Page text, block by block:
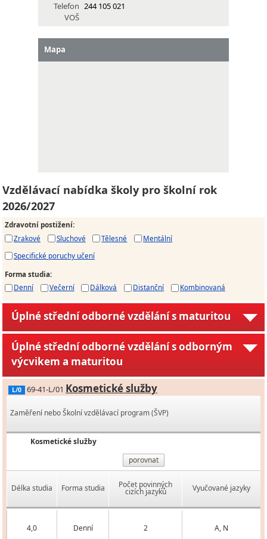
Telefon
VOŠ
244 105 021
Mapa
Vzdělávací nabídka školy pro školní rok
2026/2027
Zdravotní postižení:
Zrakové
Sluchové Tělesné
Mentální
Specifické poruchy učení
Forma studia:
Denní
Večerní Dálková Distanční Kombinovaná
Úplné střední odborné vzdělání s maturitou
Úplné střední odborné vzdělání s odborným
výcvikem a maturitou
L/0 69-41-L/01 Kosmetické služby
Zaměření nebo Školní vzdělávací program (ŠVP)
Kosmetické služby
porovnat
Délka studia Forma studia Počet povinných
cizích jazyků Vyučované jazyky
4,0 Denní 2 A, N